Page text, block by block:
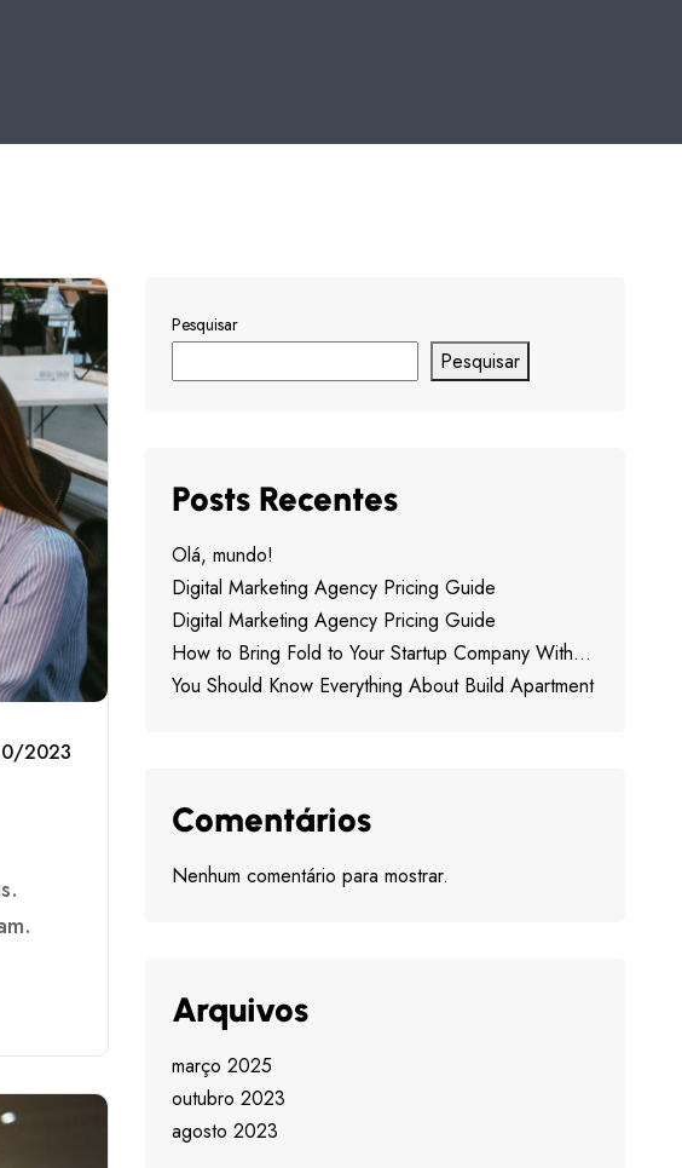
2023
Pesquisar
Pesquisar
Posts Recentes
Olá, mundo!
Digital Marketing Agency Pricing Guide
Digital Marketing Agency Pricing Guide
How to Bring Fold to Your Startup Company With…
You Should Know Everything About Build Apartment
Comentários
Nenhum comentário para mostrar.
Arquivos
março 2025
outubro 2023
agosto 2023